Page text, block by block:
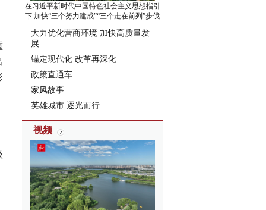
在习近平新时代中国特色社会主义思想指引
下 加快“三个努力建成”“三个走在前列”步伐
大力优化营商环境 加快高质量发
展
锚定现代化 改革再深化
政策直通车
家风故事
英雄城市 逐光而行
视频